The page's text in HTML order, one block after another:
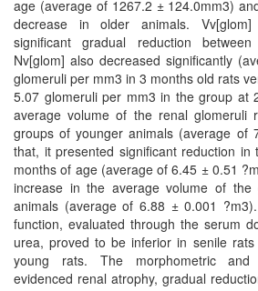
age (average of 1267.2 ± 124.0mm3)
decrease in older animals. Vv[glom]
significant gradual reduction
Nv[glom] also decreased significantly
glomeruli per mm3 in 3 months old rats
5.07 glomeruli per mm3 in the group at
average volume of the renal glomeruli
groups of younger animals (average of
that, it presented significant reduction
months of age (average of 6.45 ± 0.51
increase in the average volume of
animals (average of 6.88 ± 0.001
function, evaluated through the serum
urea, proved to be inferior in senile
young rats. The morphometric and
evidenced renal atrophy, gradual